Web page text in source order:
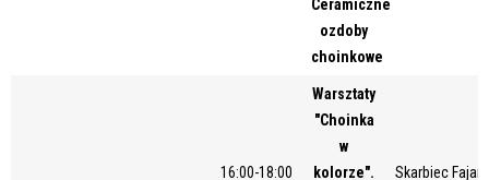
Ceramiczne
ozdoby
choinkowe
16:00-18:00
Warsztaty
"Choinka
w
kolorze".
Skarbiec